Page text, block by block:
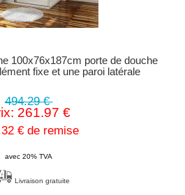
100x76x187cm porte de douche
fixe et une paroi latérale
494.29 €
261.97 €
€ de remise
avec 20% TVA
Livraison gratuite